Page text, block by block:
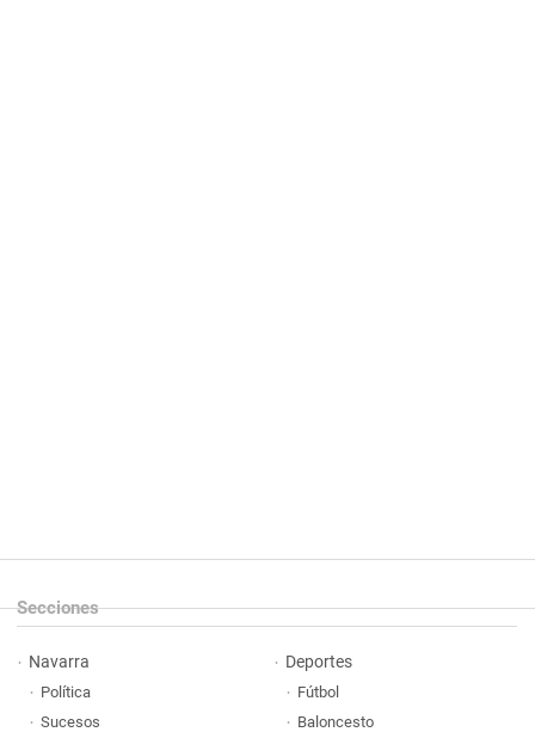
Secciones
Navarra
Política
Sucesos
Deportes
Fútbol
Baloncesto